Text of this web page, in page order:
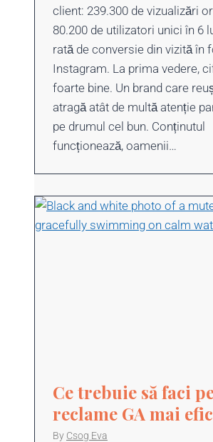
client: 239.300 de vizualizări
80.200 de utilizatori unici în 6
rată de conversie din vizită în
Instagram. La prima vedere,
foarte bine. Un brand care
atragă atât de multă atenție
pe drumul cel bun. Conținutul
funcționează, oamenii…
Ce trebuie să faci
reclame GA mai
By Csog Eva